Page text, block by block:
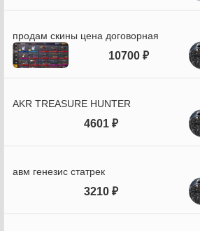
продам скины цена договорная
10700 ₽
AKR TREASURE HUNTER
4601 ₽
авм генезис статрек
3210 ₽